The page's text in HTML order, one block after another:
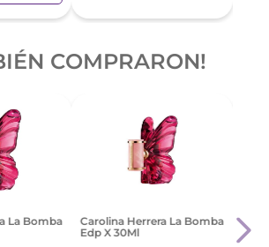
COMPRARON!
La Bomba
Carolina Herrera La Bomba
Edp X 30Ml
Fem